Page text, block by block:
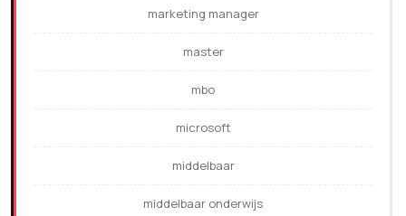
marketing manager
master
mbo
microsoft
middelbaar
middelbaar onderwijs